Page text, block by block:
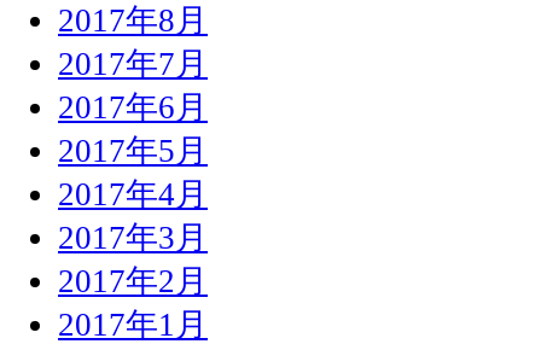
2017年8月
2017年7月
2017年6月
2017年5月
2017年4月
2017年3月
2017年2月
2017年1月